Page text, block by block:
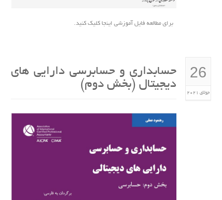
برای مطالعه فایل آموزشی اینجا کلیک کنید.
26
جولای 2021
حسابداری و حسابرسی دارایی های
دیجیتال (بخش دوم)